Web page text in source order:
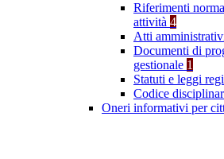
Riferimenti
attività 4
Atti
Documenti di
gestionale 1
Statuti e leggi
Codice
Oneri informativi per